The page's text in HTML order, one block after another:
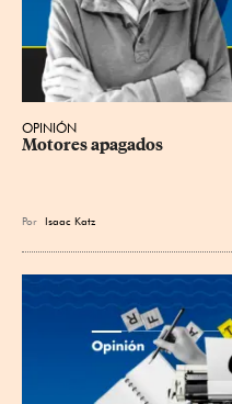
OPINIÓN
Motores apagados
Por Isaac Katz